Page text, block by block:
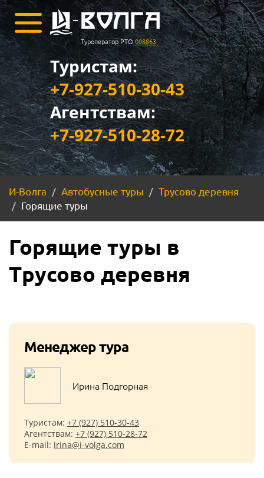
Туроператор РТО 008863
Туристам:
+7-927-510-30-43
Агентствам:
+7-927-510-28-72
И-Волга Автобусные туры
Трусово деревня
Горящие туры
Горящие туры в
Трусово деревня
Менеджер тура
Ирина Подгорная
Туристам: +7 (927) 510-30-43
Агентствам: +7 (927) 510-28-72
E-mail: irina@i-volga.com